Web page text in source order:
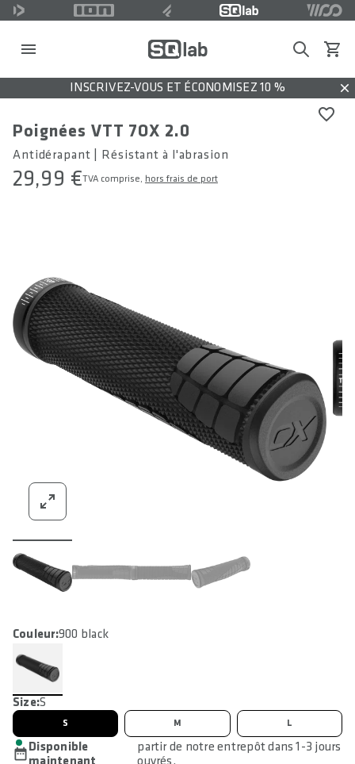
SearchVoir
INSCRIVEZ-VOUS ET ÉCONOMISEZ 10 %
Poignées VTT 7OX 2.0
Antidérapant | Résistant à l'abrasion
29,99 €TVA comprise, hors frais de port
Disponible
partir de notre entrepôt dans 1-3 jours
Couleur:900 black
Size:S
S M L